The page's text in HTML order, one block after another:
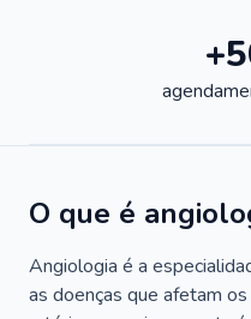
O que é
Angiologia é a
as doenças que afetam